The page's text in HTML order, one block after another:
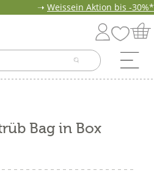
➝ Weissein Aktion bis -30%*
Bag in Box